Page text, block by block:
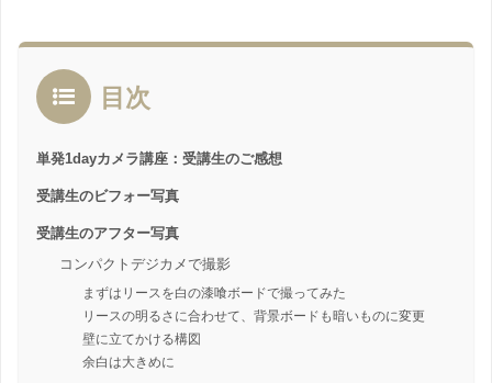
目次
単発1dayカメラ講座：受講生のご感想
受講生のビフォー写真
受講生のアフター写真
コンパクトデジカメで撮影
まずはリースを白の漆喰ボードで撮ってみた
リースの明るさに合わせて、背景ボードも暗いものに変更
壁に立てかける構図
余白は大きめに